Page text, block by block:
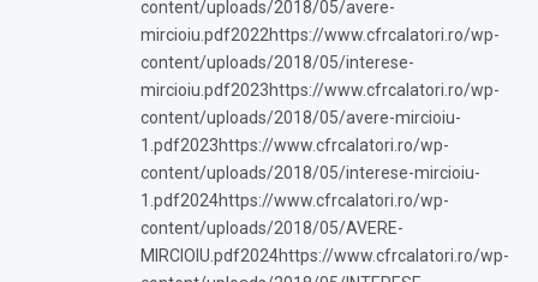
content/uploads/2018/05/avere-
mircioiu.pdf2022https://www.cfrcalatori.ro/wp-
content/uploads/2018/05/interese-
mircioiu.pdf2023https://www.cfrcalatori.ro/wp-
content/uploads/2018/05/avere-mircioiu-
1.pdf2023https://www.cfrcalatori.ro/wp-
content/uploads/2018/05/interese-mircioiu-
1.pdf2024https://www.cfrcalatori.ro/wp-
content/uploads/2018/05/AVERE-
MIRCIOIU.pdf2024https://www.cfrcalatori.ro/wp-